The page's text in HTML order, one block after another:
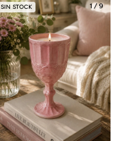
1/9
SIN STOCK